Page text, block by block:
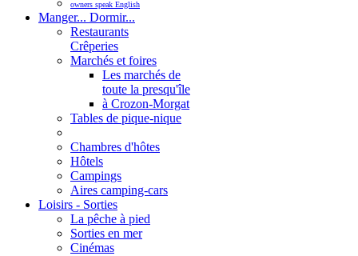
owners speak English
Manger... Dormir...
Restaurants
Crêperies
Marchés et foires
Les marchés de
toute la presqu'île
à Crozon-Morgat
Tables de pique-nique
Chambres d'hôtes
Hôtels
Campings
Aires camping-cars
Loisirs - Sorties
La pêche à pied
Sorties en mer
Cinémas